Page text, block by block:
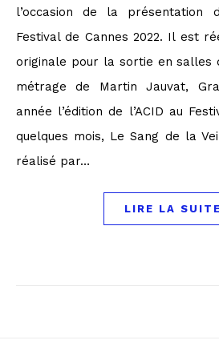
l’occasion de la présentation
Festival de Cannes 2022. Il est
originale pour la sortie en salles
métrage de Martin Jauvat,
année l’édition de l’ACID au
quelques mois, Le Sang de la
réalisé par…
LIRE LA